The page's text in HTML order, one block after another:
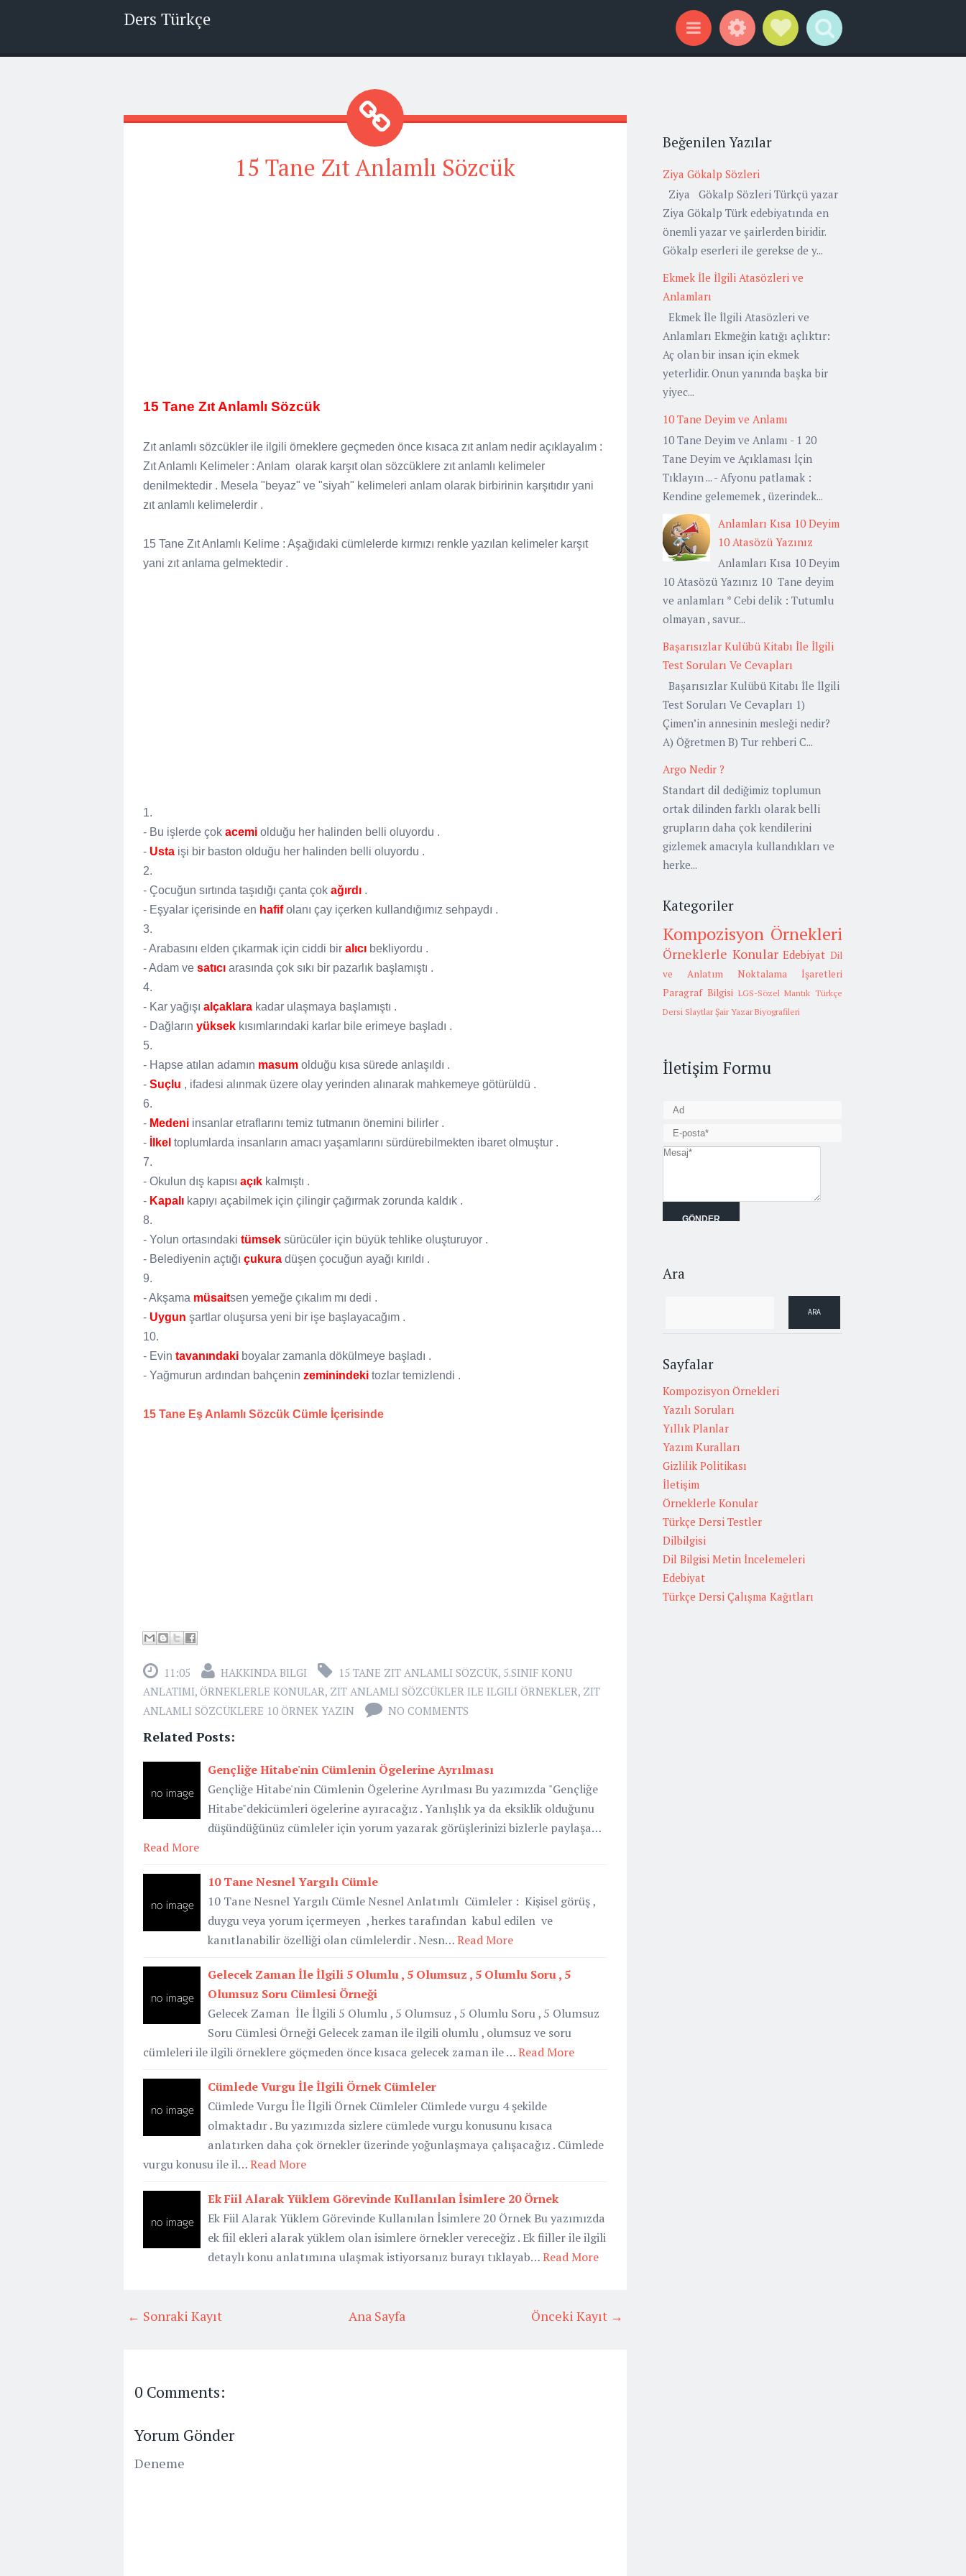
Ders Türkçe
Menu WidgetsSocial Links
Search
15 Tane Zıt Anlamlı Sözcük
15 Tane Zıt Anlamlı Sözcük
Zıt anlamlı sözcükler ile ilgili örneklere geçmeden önce kısaca zıt anlam nedir açıklayalım :
Zıt Anlamlı Kelimeler : Anlam olarak karşıt olan sözcüklere zıt anlamlı kelimeler
denilmektedir . Mesela "beyaz" ve "siyah" kelimeleri anlam olarak birbirinin karşıtıdır yani
zıt anlamlı kelimelerdir .
15 Tane Zıt Anlamlı Kelime : Aşağıdaki cümlelerde kırmızı renkle yazılan kelimeler karşıt
yani zıt anlama gelmektedir .
1.
- Bu işlerde çok acemi olduğu her halinden belli oluyordu .
- Usta işi bir baston olduğu her halinden belli oluyordu .
2.
- Çocuğun sırtında taşıdığı çanta çok ağırdı .
- Eşyalar içerisinde en hafifolanı çay içerken kullandığımız sehpaydı .
3.
- Arabasını elden çıkarmak için ciddi bir alıcı bekliyordu .
- Adam ve satıcı arasında çok sıkı bir pazarlık başlamıştı .
4.
- Kar yağışı alçaklara kadar ulaşmaya başlamıştı .
- Dağların yüksek kısımlarındaki karlar bile erimeye başladı .
5.
- Hapse atılan adamın masum olduğu kısa sürede anlaşıldı .
- Suçlu , ifadesi alınmak üzere olay yerinden alınarak mahkemeye götürüldü .
6.
- Medeni insanlar etraflarını temiz tutmanın önemini bilirler .
-
İlkel toplumlarda insanların amacı yaşamlarını sürdürebilmekten ibaret olmuştur .
7.
- Okulun dış kapısı açık kalmıştı .
- Kapalı kapıyı açabilmek için çilingir çağırmak zorunda kaldık .
8.
- Yolun ortasındaki tümsek sürücüler için büyük tehlike oluşturuyor .
- Belediyenin açtığı çukura düşen çocuğun ayağı kırıldı .
9.
- Akşama müsaitsen yemeğe çıkalım mı dedi .
- Uygun şartlar oluşursa yeni bir işe başlayacağım .
10.
- Evin tavanındaki boyalar zamanla dökülmeye başladı .
- Yağmurun ardından bahçenin zeminindeki tozlar temizlendi .
15 Tane Eş Anlamlı Sözcük Cümle İçerisinde
11:05 HAKKINDA BILGI 15 TANE ZIT ANLAMLI SÖZCÜK, 5.SINIF KONU
ANLATIMI, ÖRNEKLERLE KONULAR, ZIT ANLAMLI SÖZCÜKLER ILE ILGILI ÖRNEKLER, ZIT
ANLAMLI SÖZCÜKLERE 10 ÖRNEK YAZIN
NO COMMENTS
Related Posts:
Gençliğe Hitabe'nin Cümlenin Ögelerine Ayrılması
Gençliğe Hitabe'nin Cümlenin Ögelerine Ayrılması Bu yazımızda "Gençliğe
Hitabe"dekicümleri ögelerine ayıracağız . Yanlışlık ya da eksiklik olduğunu
düşündüğünüz cümleler için yorum yazarak görüşlerinizi bizlerle paylaşa…
Read More
10 Tane Nesnel Yargılı Cümle
10 Tane Nesnel Yargılı Cümle Nesnel Anlatımlı Cümleler : Kişisel görüş ,
duygu veya yorum içermeyen , herkes tarafından kabul edilen ve
kanıtlanabilir özelliği olan cümlelerdir . Nesn…Read More
Gelecek Zaman İle İlgili 5 Olumlu , 5 Olumsuz , 5 Olumlu Soru , 5
Olumsuz Soru Cümlesi Örneği
Gelecek Zaman İle İlgili 5 Olumlu , 5 Olumsuz , 5 Olumlu Soru , 5 Olumsuz
Soru Cümlesi Örneği Gelecek zaman ile ilgili olumlu , olumsuz ve soru
cümleleri ile ilgili örneklere göçmeden önce kısaca gelecek zaman ile …Read More
Cümlede Vurgu İle İlgili Örnek Cümleler
Cümlede Vurgu İle İlgili Örnek Cümleler Cümlede vurgu 4 şekilde
olmaktadır . Bu yazımızda sizlere cümlede vurgu konusunu kısaca
anlatırken daha çok örnekler üzerinde yoğunlaşmaya çalışacağız . Cümlede
vurgu konusu ile il…Read More
Ek Fiil Alarak Yüklem Görevinde Kullanılan İsimlere 20 Örnek
Ek Fiil Alarak Yüklem Görevinde Kullanılan İsimlere 20 Örnek Bu yazımızda
ek fiil ekleri alarak yüklem olan isimlere örnekler vereceğiz . Ek fiiller ile ilgili
detaylı konu anlatımına ulaşmak istiyorsanız burayı tıklayab…Read More
← Sonraki Kayıt Önceki Kayıt →
Ana Sayfa
0 Comments:
Yorum Gönder
Deneme
Beğenilen Yazılar
Ziya Gökalp Sözleri
Ziya Gökalp Sözleri Türkçü yazar
Ziya Gökalp Türk edebiyatında en
önemli yazar ve şairlerden biridir.
Gökalp eserleri ile gerekse de y...
Ekmek İle İlgili Atasözleri ve
Anlamları
Ekmek İle İlgili Atasözleri ve
Anlamları Ekmeğin katığı açlıktır:
Aç olan bir insan için ekmek
yeterlidir. Onun yanında başka bir
yiyec...
10 Tane Deyim ve Anlamı
10 Tane Deyim ve Anlamı - 1 20
Tane Deyim ve Açıklaması İçin
Tıklayın ... - Afyonu patlamak :
Kendine gelememek , üzerindek...
Anlamları Kısa 10 Deyim
10 Atasözü Yazınız
Anlamları Kısa 10 Deyim
10 Atasözü Yazınız 10 Tane deyim
ve anlamları * Cebi delik : Tutumlu
olmayan , savur...
Başarısızlar Kulübü Kitabı İle İlgili
Test Soruları Ve Cevapları
Başarısızlar Kulübü Kitabı İle İlgili
Test Soruları Ve Cevapları 1)
Çimen’in annesinin mesleği nedir?
A) Öğretmen B) Tur rehberi C...
Argo Nedir ?
Standart dil dediğimiz toplumun
ortak dilinden farklı olarak belli
grupların daha çok kendilerini
gizlemek amacıyla kullandıkları ve
herke...
Kategoriler
Kompozisyon Örnekleri
Örneklerle Konular Edebiyat Dil
ve Anlatım
Noktalama İşaretleri
Paragraf Bilgisi LGS-Sözel Mantık Türkçe
Dersi Slaytlar Şair Yazar Biyografileri
İletişim Formu
Ara
Sayfalar
Kompozisyon Örnekleri
Yazılı Soruları
Yıllık Planlar
Yazım Kuralları
Gizlilik Politikası
İletişim
Örneklerle Konular
Türkçe Dersi Testler
Dilbilgisi
Dil Bilgisi Metin İncelemeleri
Edebiyat
Türkçe Dersi Çalışma Kağıtları